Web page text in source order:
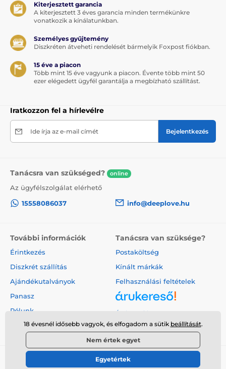
Kiterjesztett garancia
A kiterjesztett 3 éves garancia minden termékünkre
vonatkozik a kínálatunkban.
Személyes gyűjtemény
Diszkréten átveheti rendelését bármelyik Foxpost fiókban.
15 éve a piacon
Több mint 15 éve vagyunk a piacon. Évente több mint 50
ezer elégedett ügyfél garantálja a megbízható szállítást.
Iratkozzon fel a hírlevélre
Ide írja az e-mail címét Bejelentkezés
Tanácsra van szükséged? online
Az ügyfélszolgálat elérhető
15558086037
info@deeplove.hu
További információk
Érintkezés
Diszkrét szállítás
Ajándékutalványok
Panasz
Rólunk
Tanácsra van szüksége?
Postaköltség
Kínált márkák
Felhasználási feltételek
Árukereső.hu
© 2026 www.deeplove.hu ⦁ Webshop szolgáltatónk a
18 évesnél idősebb vagyok, és elfogadom a sütik beállítását.
Nem értek egyet
Egyetértek